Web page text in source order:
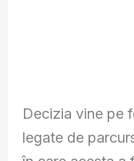
Decizia vine pe
legate de